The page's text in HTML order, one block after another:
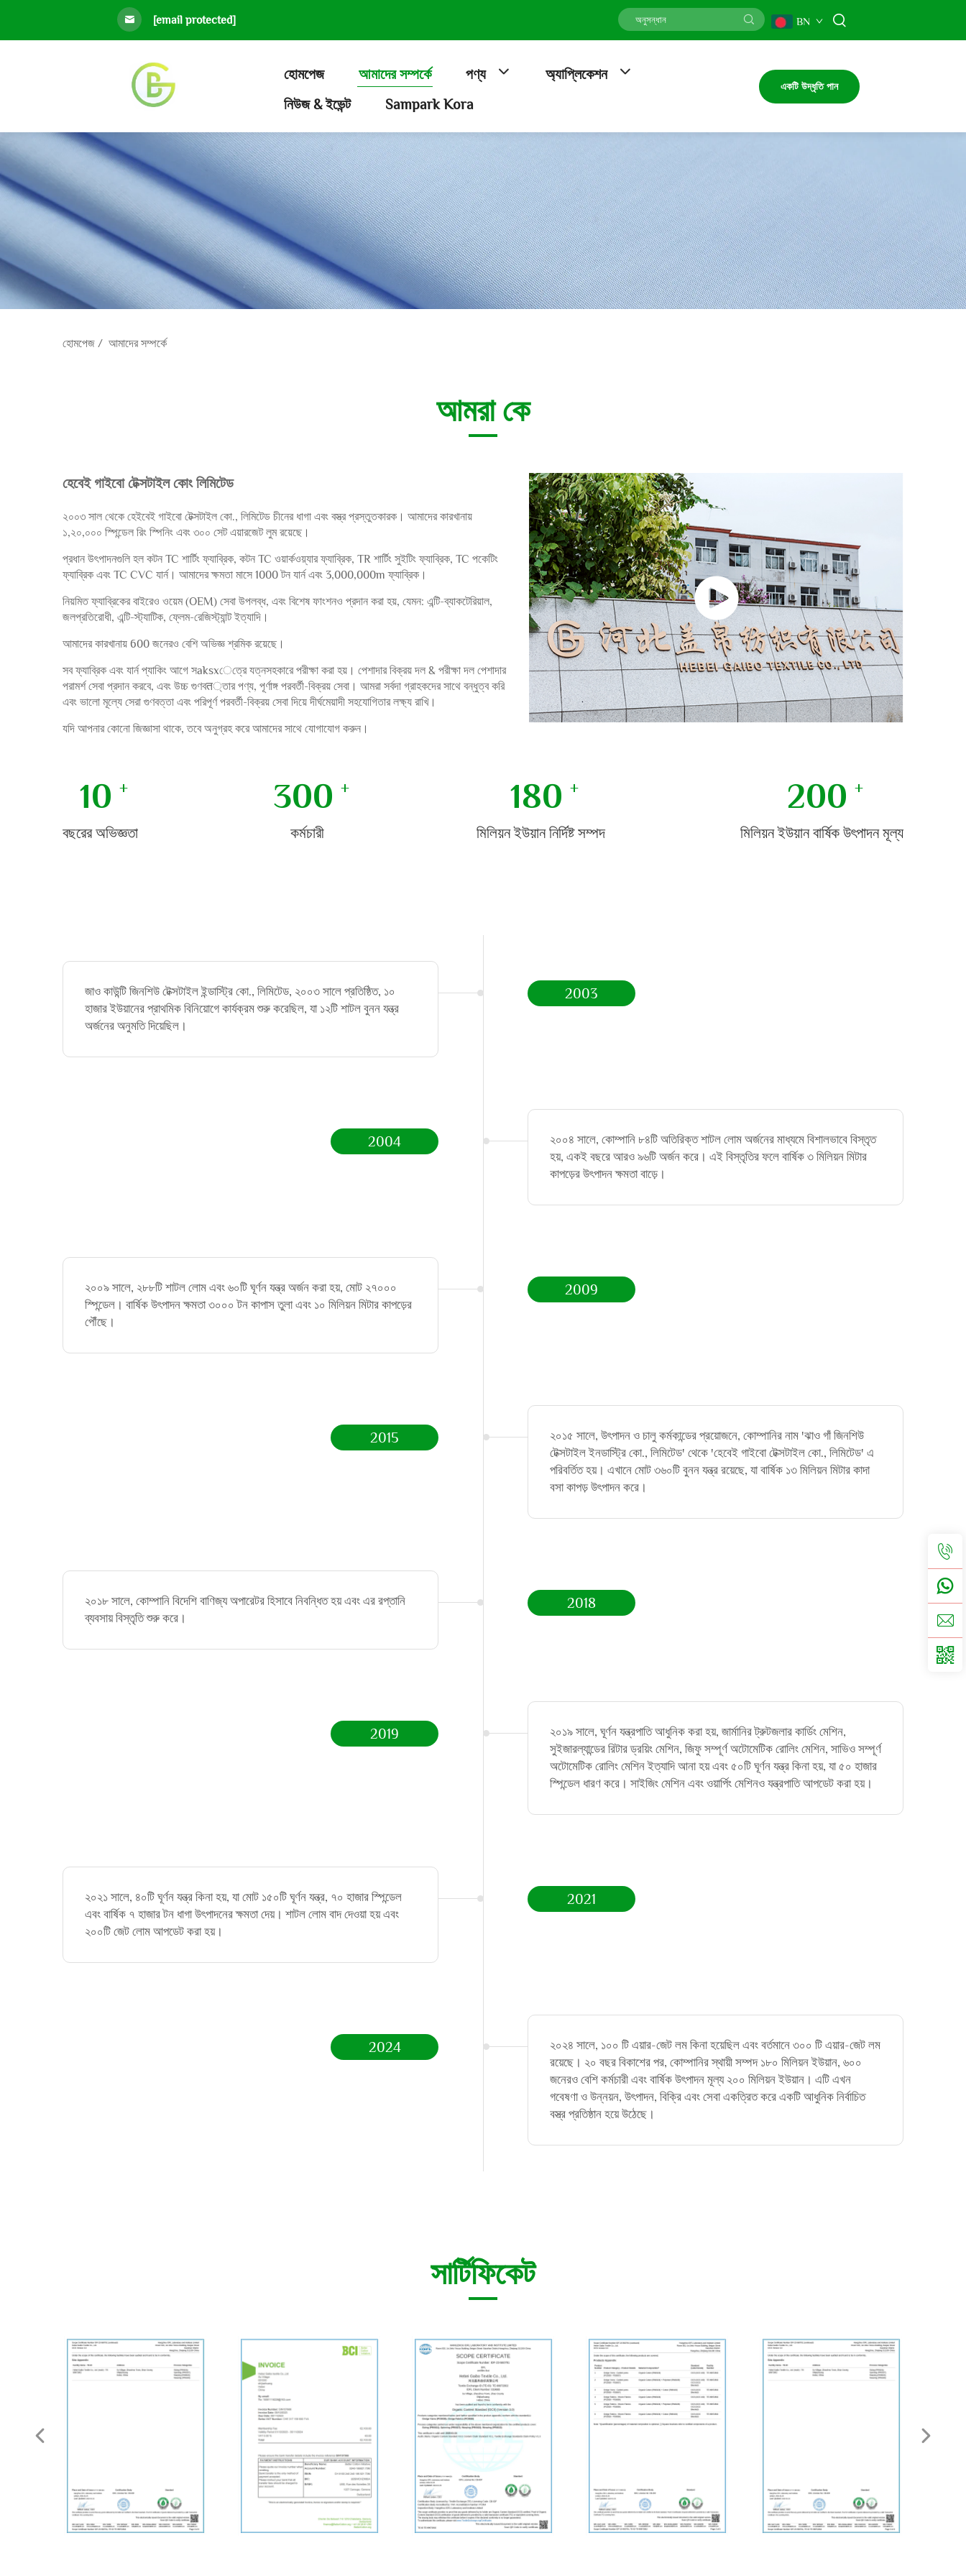
[email protected] BN
হোমপেজ আমাদের সম্পর্কে পণ্য
অ্যাপ্লিকেশন
নিউজ & ইভেন্ট
Sampark Kora
একটি উদ্ধৃতি পান
হোমপেজ / আমাদের সম্পর্কে
আমরা কে
হেবেই গাইবো টেক্সটাইল কোং লিমিটেড
২০০৩ সাল থেকে হেইবেই গাইবো টেক্সটাইল কো., লিমিটেড চীনের ধাগা এবং বস্ত্র প্রস্তুতকারক। আমাদের কারখানায়
১,২০,০০০ স্পিন্ডেল রিং স্পিনিং এবং ৩০০ সেট এয়ারজেট লুম রয়েছে।
প্রধান উৎপাদনগুলি হল কটন TC শার্টিং ফ্যাব্রিক, কটন TC ওয়ার্কওয়্যার ফ্যাব্রিক, TR শার্টিং সুইটিং ফ্যাব্রিক, TC পকেটিং
ফ্যাব্রিক এবং TC CVC যার্ন। আমাদের ক্ষমতা মাসে 1000 টন যার্ন এবং 3,000,000m ফ্যাব্রিক।
নিয়মিত ফ্যাব্রিকের বাইরেও ওয়েম (OEM) সেবা উপলব্ধ, এবং বিশেষ ফাংশনও প্রদান করা হয়, যেমন: এন্টি-ব্যাকটেরিয়াল,
জলপ্রতিরোধী, এন্টি-স্ট্যাটিক, ফ্লেম-রেজিস্ট্যান্ট ইত্যাদি।
আমাদের কারখানায় 600 জনেরও বেশি অভিজ্ঞ শ্রমিক রয়েছে।
সব ফ্যাব্রিক এবং যার্ন প্যাকিং আগে সaksxেত্রে যত্নসহকারে পরীক্ষা করা হয়। পেশাদার বিক্রয় দল & পরীক্ষা দল পেশাদার
পরামর্শ সেবা প্রদান করবে, এবং উচ্চ গুণবत্তার পণ্য, পূর্ণাঙ্গ পরবর্তী-বিক্রয় সেবা। আমরা সর্বদা গ্রাহকদের সাথে বন্ধুত্ব করি
এবং ভালো মূল্যে সেরা গুণবত্তা এবং পরিপূর্ণ পরবর্তী-বিক্রয় সেবা দিয়ে দীর্ঘমেয়াদী সহযোগিতার লক্ষ্য রাখি।
যদি আপনার কোনো জিজ্ঞাসা থাকে, তবে অনুগ্রহ করে আমাদের সাথে যোগাযোগ করুন।
10
বছরের অভিজ্ঞতা
300
কর্মচারী
180
মিলিয়ন ইউয়ান নির্দিষ্ট সম্পদ
200
মিলিয়ন ইউয়ান বার্ষিক উৎপাদন মূল্য
2003
জাও কাউন্টি জিনশিউ টেক্সটাইল ইন্ডাস্ট্রি কো., লিমিটেড, ২০০৩ সালে প্রতিষ্ঠিত, ১০
হাজার ইউয়ানের প্রাথমিক বিনিয়োগে কার্যক্রম শুরু করেছিল, যা ১২টি শাটল বুনন যন্ত্র
অর্জনের অনুমতি দিয়েছিল।
2004
২০০৪ সালে, কোম্পানি ৮৪টি অতিরিক্ত শাটল লোম অর্জনের মাধ্যমে বিশালভাবে বিস্তৃত
হয়, একই বছরে আরও ৯৬টি অর্জন করে। এই বিস্তৃতির ফলে বার্ষিক ৩ মিলিয়ন মিটার
কাপড়ের উৎপাদন ক্ষমতা বাড়ে।
2009
২০০৯ সালে, ২৮৮টি শাটল লোম এবং ৬০টি ঘূর্ণন যন্ত্র অর্জন করা হয়, মোট ২৭০০০
স্পিন্ডেল। বার্ষিক উৎপাদন ক্ষমতা ৩০০০ টন কাপাস তুলা এবং ১০ মিলিয়ন মিটার কাপড়ের
পৌঁছে।
2015
২০১৫ সালে, উৎপাদন ও চালু কর্মকান্ডের প্রয়োজনে, কোম্পানির নাম 'ঝাও গাঁ জিনশিউ
টেক্সটাইল ইনডাস্ট্রি কো., লিমিটেড' থেকে 'হেবেই গাইবো টেক্সটাইল কো., লিমিটেড' এ
পরিবর্তিত হয়। এখানে মোট ৩৬০টি বুনন যন্ত্র রয়েছে, যা বার্ষিক ১৩ মিলিয়ন মিটার কাদা
বসা কাপড় উৎপাদন করে।
2018
২০১৮ সালে, কোম্পানি বিদেশি বাণিজ্য অপারেটর হিসাবে নিবন্ধিত হয় এবং এর রপ্তানি
ব্যবসায় বিস্তৃতি শুরু করে।
2019
২০১৯ সালে, ঘূর্ণন যন্ত্রপাতি আধুনিক করা হয়, জার্মানির ট্রুটজলার কার্ডিং মেশিন,
সুইজারল্যান্ডের রিটার ড্রয়িং মেশিন, জিফু সম্পূর্ণ অটোমেটিক রোলিং মেশিন, সাভিও সম্পূর্ণ
অটোমেটিক রোলিং মেশিন ইত্যাদি আনা হয় এবং ৫০টি ঘূর্ণন যন্ত্র কিনা হয়, যা ৫০ হাজার
স্পিন্ডেল ধারণ করে। সাইজিং মেশিন এবং ওয়ার্পিং মেশিনও যন্ত্রপাতি আপডেট করা হয়।
2021
২০২১ সালে, ৪০টি ঘূর্ণন যন্ত্র কিনা হয়, যা মোট ১৫০টি ঘূর্ণন যন্ত্র, ৭০ হাজার স্পিন্ডেল
এবং বার্ষিক ৭ হাজার টন ধাগা উৎপাদনের ক্ষমতা দেয়। শাটল লোম বাদ দেওয়া হয় এবং
২০০টি জেট লোম আপডেট করা হয়।
2024
২০২৪ সালে, ১০০ টি এয়ার-জেট লম কিনা হয়েছিল এবং বর্তমানে ৩০০ টি এয়ার-জেট লম
রয়েছে। ২০ বছর বিকাশের পর, কোম্পানির স্থায়ী সম্পদ ১৮০ মিলিয়ন ইউয়ান, ৬০০
জনেরও বেশি কর্মচারী এবং বার্ষিক উৎপাদন মূল্য ২০০ মিলিয়ন ইউয়ান। এটি এখন
গবেষণা ও উন্নয়ন, উৎপাদন, বিক্রি এবং সেবা একত্রিত করে একটি আধুনিক নির্বাচিত
বস্ত্র প্রতিষ্ঠান হয়ে উঠেছে।
সার্টিফিকেট